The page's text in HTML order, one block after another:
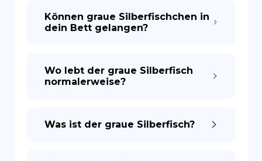
Können graue Silberfischchen in
dein Bett gelangen?
Wo lebt der graue Silberfisch
normalerweise?
Was ist der graue Silberfisch?